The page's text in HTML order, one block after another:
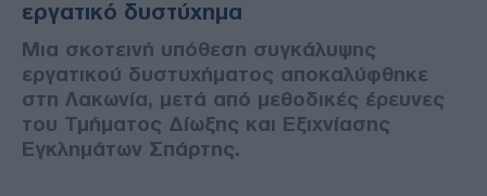
εργατικό δυστύχημα
Μια σκοτεινή υπόθεση συγκάλυψης
εργατικού δυστυχήματος αποκαλύφθηκε
στη Λακωνία, μετά από μεθοδικές έρευνες
του Τμήματος Δίωξης και Εξιχνίασης
Εγκλημάτων Σπάρτης.